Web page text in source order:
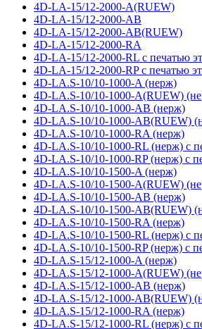
4D-LA-15/12-2000-A(RUEW)
4D-LA-15/12-2000-AB
4D-LA-15/12-2000-AB(RUEW)
4D-LA-15/12-2000-RA
4D-LA-15/12-2000-RL с печатью
4D-LA-15/12-2000-RP с печатью
4D-LA.S-10/10-1000-A (нерж)
4D-LA.S-10/10-1000-A(RUEW)
4D-LA.S-10/10-1000-AB (нерж)
4D-LA.S-10/10-1000-AB(RUEW)
4D-LA.S-10/10-1000-RA (нерж)
4D-LA.S-10/10-1000-RL (нерж) с
4D-LA.S-10/10-1000-RP (нерж) с
4D-LA.S-10/10-1500-A (нерж)
4D-LA.S-10/10-1500-A(RUEW)
4D-LA.S-10/10-1500-AB (нерж)
4D-LA.S-10/10-1500-AB(RUEW)
4D-LA.S-10/10-1500-RA (нерж)
4D-LA.S-10/10-1500-RL (нерж) с
4D-LA.S-10/10-1500-RP (нерж) с
4D-LA.S-15/12-1000-A (нерж)
4D-LA.S-15/12-1000-A(RUEW)
4D-LA.S-15/12-1000-AB (нерж)
4D-LA.S-15/12-1000-AB(RUEW)
4D-LA.S-15/12-1000-RA (нерж)
4D-LA.S-15/12-1000-RL (нерж) с